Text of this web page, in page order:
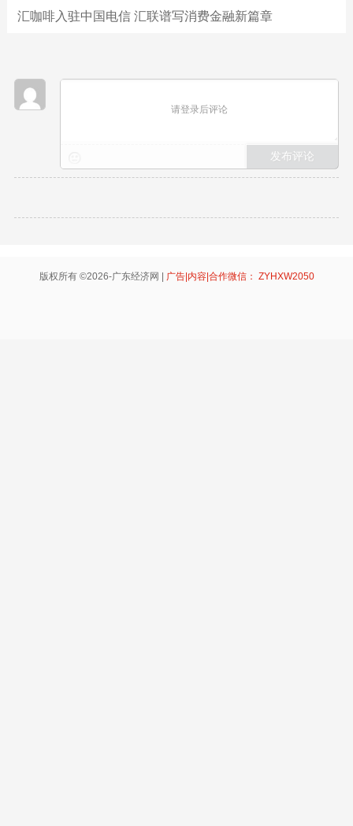
汇咖啡入驻中国电信 汇联谱写消费金融新篇章
请登录后评论
版权所有 ©2026-广东经济网 | 广告|内容|合作微信： ZYHXW2050